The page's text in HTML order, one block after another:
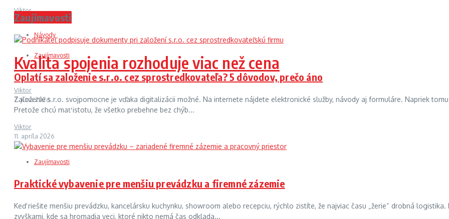
Viktor
20. júna 2026
Návody
Kvalita spojenia rozhoduje viac než cena
Viktor
7. júna 2026
Zaujímavosti
Zaujímavosti
Oplatí sa založenie s.r.o. cez sprostredkovateľa? 5 dôvodov, prečo áno
Založenie s.r.o. svojpomocne je vďaka digitalizácii možné. Na internete nájdete elektronické služby, návody aj formuláre. Napriek
Pretože chcú mať istotu, že všetko prebehne bez chýb...
Viktor
11. apríla 2026
Zaujímavosti
Praktické vybavenie pre menšiu prevádzku a firemné zázemie
Keď riešite menšiu prevádzku, kancelársku kuchynku, showroom alebo recepciu, rýchlo zistíte, že najviac času „žerie“ drobná
zvyškami, kde sa hromadia veci, ktoré nikto nemá čas odklada...